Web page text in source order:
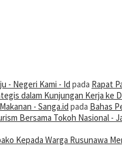
- Negeri Kami - Id pada Rapat
dalam Kunjungan Kerja ke
- Sanga.id pada Bahas
Bersama Tokoh Nasional
Kepada Warga Rusunawa